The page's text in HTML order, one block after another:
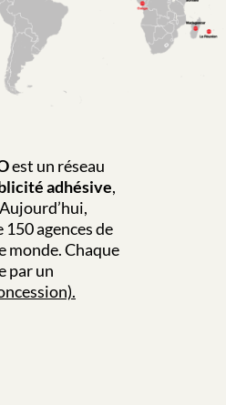
est un réseau
adhésive,
agences de
monde. Chaque
par un